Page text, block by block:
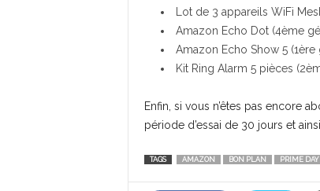
Lot de 3 appareils WiFi
Amazon Echo Dot (4ème
Amazon Echo Show 5
Kit Ring Alarm 5 pièces
Enfin, si vous n’êtes pas encore
période d’essai de 30 jours et
TAGS AMAZON BON PLAN PRIME DAY